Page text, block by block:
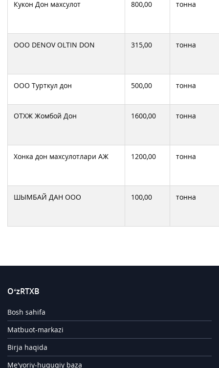
Кукон Дон махсулот 800,00 тонна
ООО DENOV OLTIN DON 315,00 тонна
ООО Турткул дон 500,00 тонна
ОТХЖ Жомбой Дон 1600,00 тонна
Хонка дон махсулотлари АЖ 1200,00 тонна
ШЫМБАЙ ДАН ООО 100,00 тонна
O‘zRTXB
Bosh sahifa
Matbuot-markazi
Birja haqida
Me'yoriy-huquqiy baza